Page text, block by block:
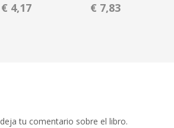
€ 4,17 € 7,83
deja tu comentario sobre el libro.